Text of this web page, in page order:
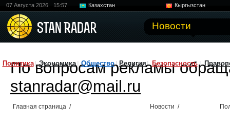
07 Августа 2026 15:57 Казахстан
Кыргызстан
Новости
Политика Экономика Общество Религия Безопасность
По вопросам рекламы
stanradar@mail.ru
Главная страница / Новости /